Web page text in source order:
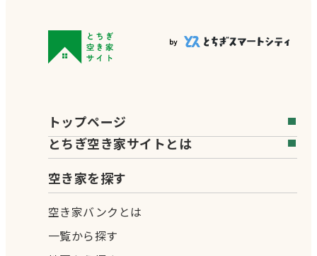
トップページ
とちぎ空き家サイトとは
空き家を探す
空き家バンクとは
一覧から探す